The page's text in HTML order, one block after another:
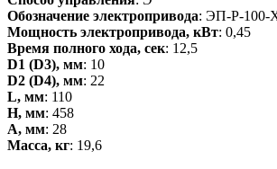
Обозначение электропривода: ЭП-Р-
Мощность электропривода, кВт: 0,45
Время полного хода, сек: 12,5
D1 (D3), мм: 10
D2 (D4), мм: 22
L, мм: 110
Н, мм: 458
А, мм: 28
Масса, кг: 19,6